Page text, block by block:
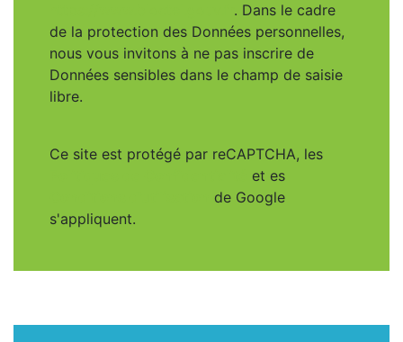
. Dans le cadre
de la protection des Données personnelles,
nous vous invitons à ne pas inscrire de
Données sensibles dans le champ de saisie
libre.
Ce site est protégé par reCAPTCHA, les
et es
de Google
s'appliquent.